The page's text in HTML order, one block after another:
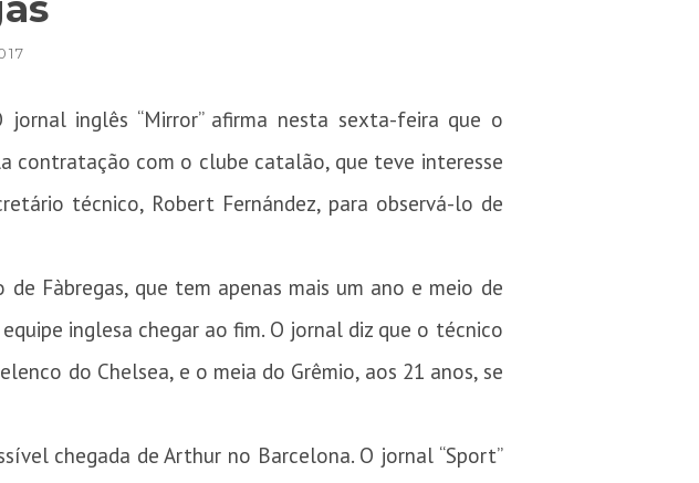
inglês “Mirror” afirma nesta sexta-feira que o
contratação com o clube catalão, que teve interesse
técnico, Robert Fernández, para observá-lo de
Fàbregas, que tem apenas mais um ano e meio de
inglesa chegar ao fim. O jornal diz que o técnico
do Chelsea, e o meia do Grêmio, aos 21 anos, se
chegada de Arthur no Barcelona. O jornal “Sport”